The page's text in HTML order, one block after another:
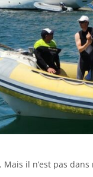
il n’est pas